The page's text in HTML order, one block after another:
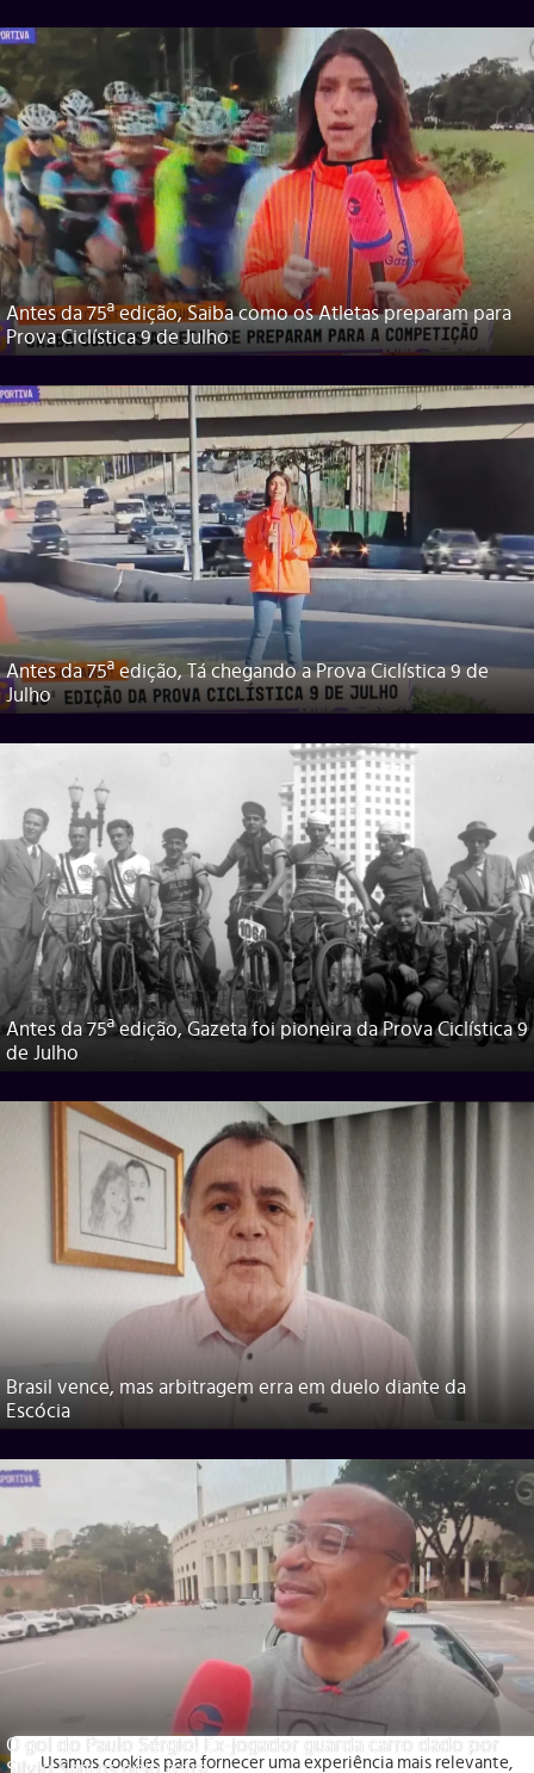
Antes da 75ª edição, Saiba como os Atletas preparam para
Prova Ciclística 9 de Julho
Antes da 75ª edição, Tá chegando a Prova Ciclística 9 de
Julho
Antes da 75ª edição, Gazeta foi pioneira da Prova Ciclística 9
de Julho
Brasil vence, mas arbitragem erra em duelo diante da
Escócia
O gol do Paulo Sérgio! Ex-jogador guarda carro dado por
Usamos cookies para fornecer uma experiência mais relevante,